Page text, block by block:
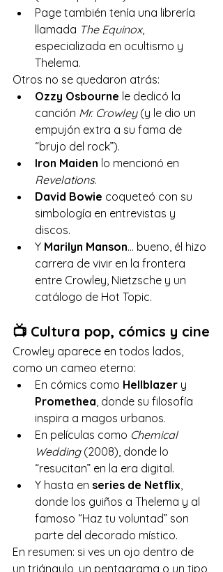
Page también tenía una librería
llamada The Equinox,
especializada en ocultismo y
Thelema.
Otros no se quedaron atrás:
Ozzy Osbourne le dedicó la
canción Mr. Crowley (y le dio un
empujón extra a su fama de
“brujo del rock”).
Iron Maiden lo mencionó en
Revelations.
David Bowie coqueteó con su
simbología en entrevistas y
discos.
Y Marilyn Manson… bueno, él hizo
carrera de vivir en la frontera
entre Crowley, Nietzsche y un
catálogo de Hot Topic.
📺 Cultura pop, cómics y cine
Crowley aparece en todos lados,
como un cameo eterno:
En cómics como Hellblazer y
Promethea, donde su filosofía
inspira a magos urbanos.
En películas como Chemical
Wedding (2008), donde lo
“resucitan” en la era digital.
Y hasta en series de Netflix,
donde los guiños a Thelema y al
famoso “Haz tu voluntad” son
parte del decorado místico.
En resumen: si ves un ojo dentro de
un triángulo, un pentagrama o un tipo